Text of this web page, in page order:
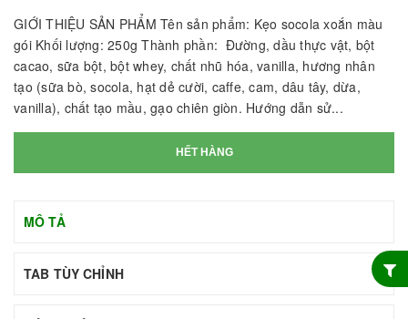
GIỚI THIỆU SẢN PHẨM Tên sản phẩm: Kẹo socola xoắn màu
gói Khối lượng: 250g Thành phần: Đường, dầu thực vật, bột
cacao, sữa bột, bột whey, chất nhũ hóa, vanilla, hương nhân
tạo (sữa bò, socola, hạt dẻ cười, caffe, cam, dâu tây, dừa,
vanilla), chất tạo mầu, gạo chiên giòn. Hướng dẫn sử...
HẾT HÀNG
MÔ TẢ
TAB TÙY CHỈNH